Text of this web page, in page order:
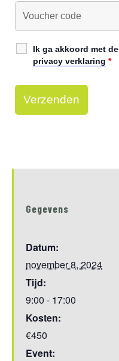
Ik ga akkoord met de
privacy verklaring *
Gegevens
Datum:
november 8, 2024
Tijd:
9:00 - 17:00
Kosten:
€450
Event: